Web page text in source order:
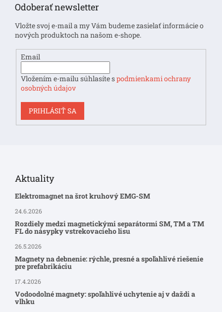
Odoberať newsletter
Vložte svoj e-mail a my Vám budeme zasielať informácie o
nových produktoch na našom e-shope.
Email
Vložením e-mailu súhlasíte spodmienkami ochrany
osobných údajov
PRIHLÁSIŤ SA
Aktuality
Elektromagnet na šrot kruhový EMG-SM
24.6.2026
Rozdiely medzi magnetickými separátormi SM, TM a TM
FL do násypky vstrekovacieho lisu
26.5.2026
Magnety na debnenie: rýchle, presné a spoľahlivé riešenie
pre prefabrikáciu
17.4.2026
Vodoodolné magnety: spoľahlivé uchytenie aj v daždi a
vlhku